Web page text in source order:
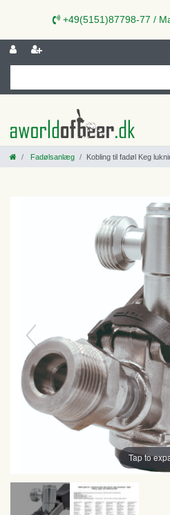
+49(5151)87798-77 /
Fadølsanlæg Kobling til fadøl Keg
Tap to